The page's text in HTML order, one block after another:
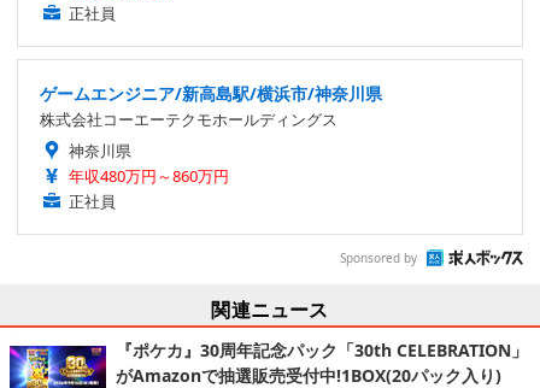
正社員
ゲームエンジニア/新高島駅/横浜市/神奈川県
株式会社コーエーテクモホールディングス
神奈川県
年収480万円～860万円
正社員
Sponsored by
関連ニュース
『ポケカ』30周年記念パック「30th CELEBRATION」
がAmazonで抽選販売受付中!1BOX(20パック入り)